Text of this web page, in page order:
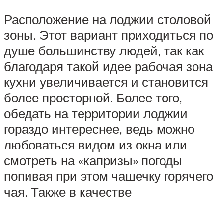
Расположение на лоджии столовой
зоны. Этот вариант приходиться по
душе большинству людей, так как
благодаря такой идее рабочая зона
кухни увеличивается и становится
более просторной. Более того,
обедать на территории лоджии
гораздо интереснее, ведь можно
любоваться видом из окна или
смотреть на «капризы» погоды
попивая при этом чашечку горячего
чая. Также в качестве